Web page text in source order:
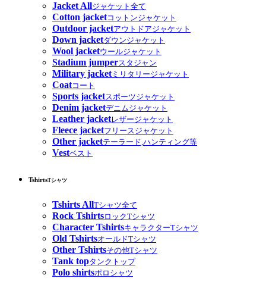
Jacket Allジャケット全て
Cotton jacketコットンジャケット
Outdoor jacketアウトドアジャケット
Down jacketダウンジャケット
Wool jacketウールジャケット
Stadium jumperスタジャン
Military jacketミリタリージャケット
Coatコート
Sports jacketスポーツジャケット
Denim jacketデニムジャケット
Leather jacketレザージャケット
Fleece jacketフリースジャケット
Other jacketテーラード,ハンティング等
Vestベスト
TshirtsTシャツ
Tshirts AllTシャツ全て
Rock TshirtsロックTシャツ
Character TshirtsキャラクターTシャツ
Old TshirtsオールドTシャツ
Other Tshirtsその他Tシャツ
Tank topタンクトップ
Polo shirtsポロシャツ